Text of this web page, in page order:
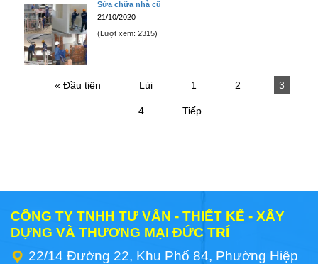
Sửa chữa nhà cũ
21/10/2020
(Lượt xem: 2315)
« Đầu tiên Lùi 1 2 3
4 Tiếp
CÔNG TY TNHH TƯ VẤN - THIẾT KẾ - XÂY
DỰNG VÀ THƯƠNG MẠI ĐỨC TRÍ
22/14 Đường 22, Khu Phố 84, Phường Hiệp